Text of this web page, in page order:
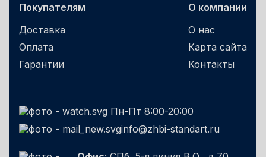
Покупателям
Доставка
Оплата
Гарантии
О компании
О нас
Карта сайта
Контакты
Пн-Пт 8:00-20:00
info@zhbi-standart.ru